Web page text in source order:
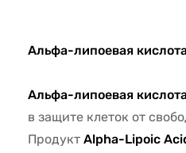
Альфа-липоевая
Альфа-липоевая
в защите клеток от
Продукт Alpha-Lipoic